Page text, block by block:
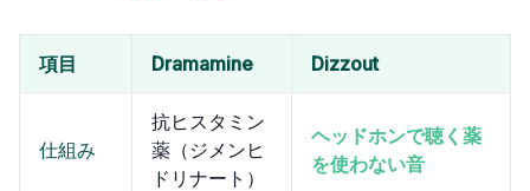
項目 Dramamine Dizzout
仕組み
抗ヒスタミン
薬（ジメンヒ
ドリナート）
ヘッドホンで聴く薬
を使わない音